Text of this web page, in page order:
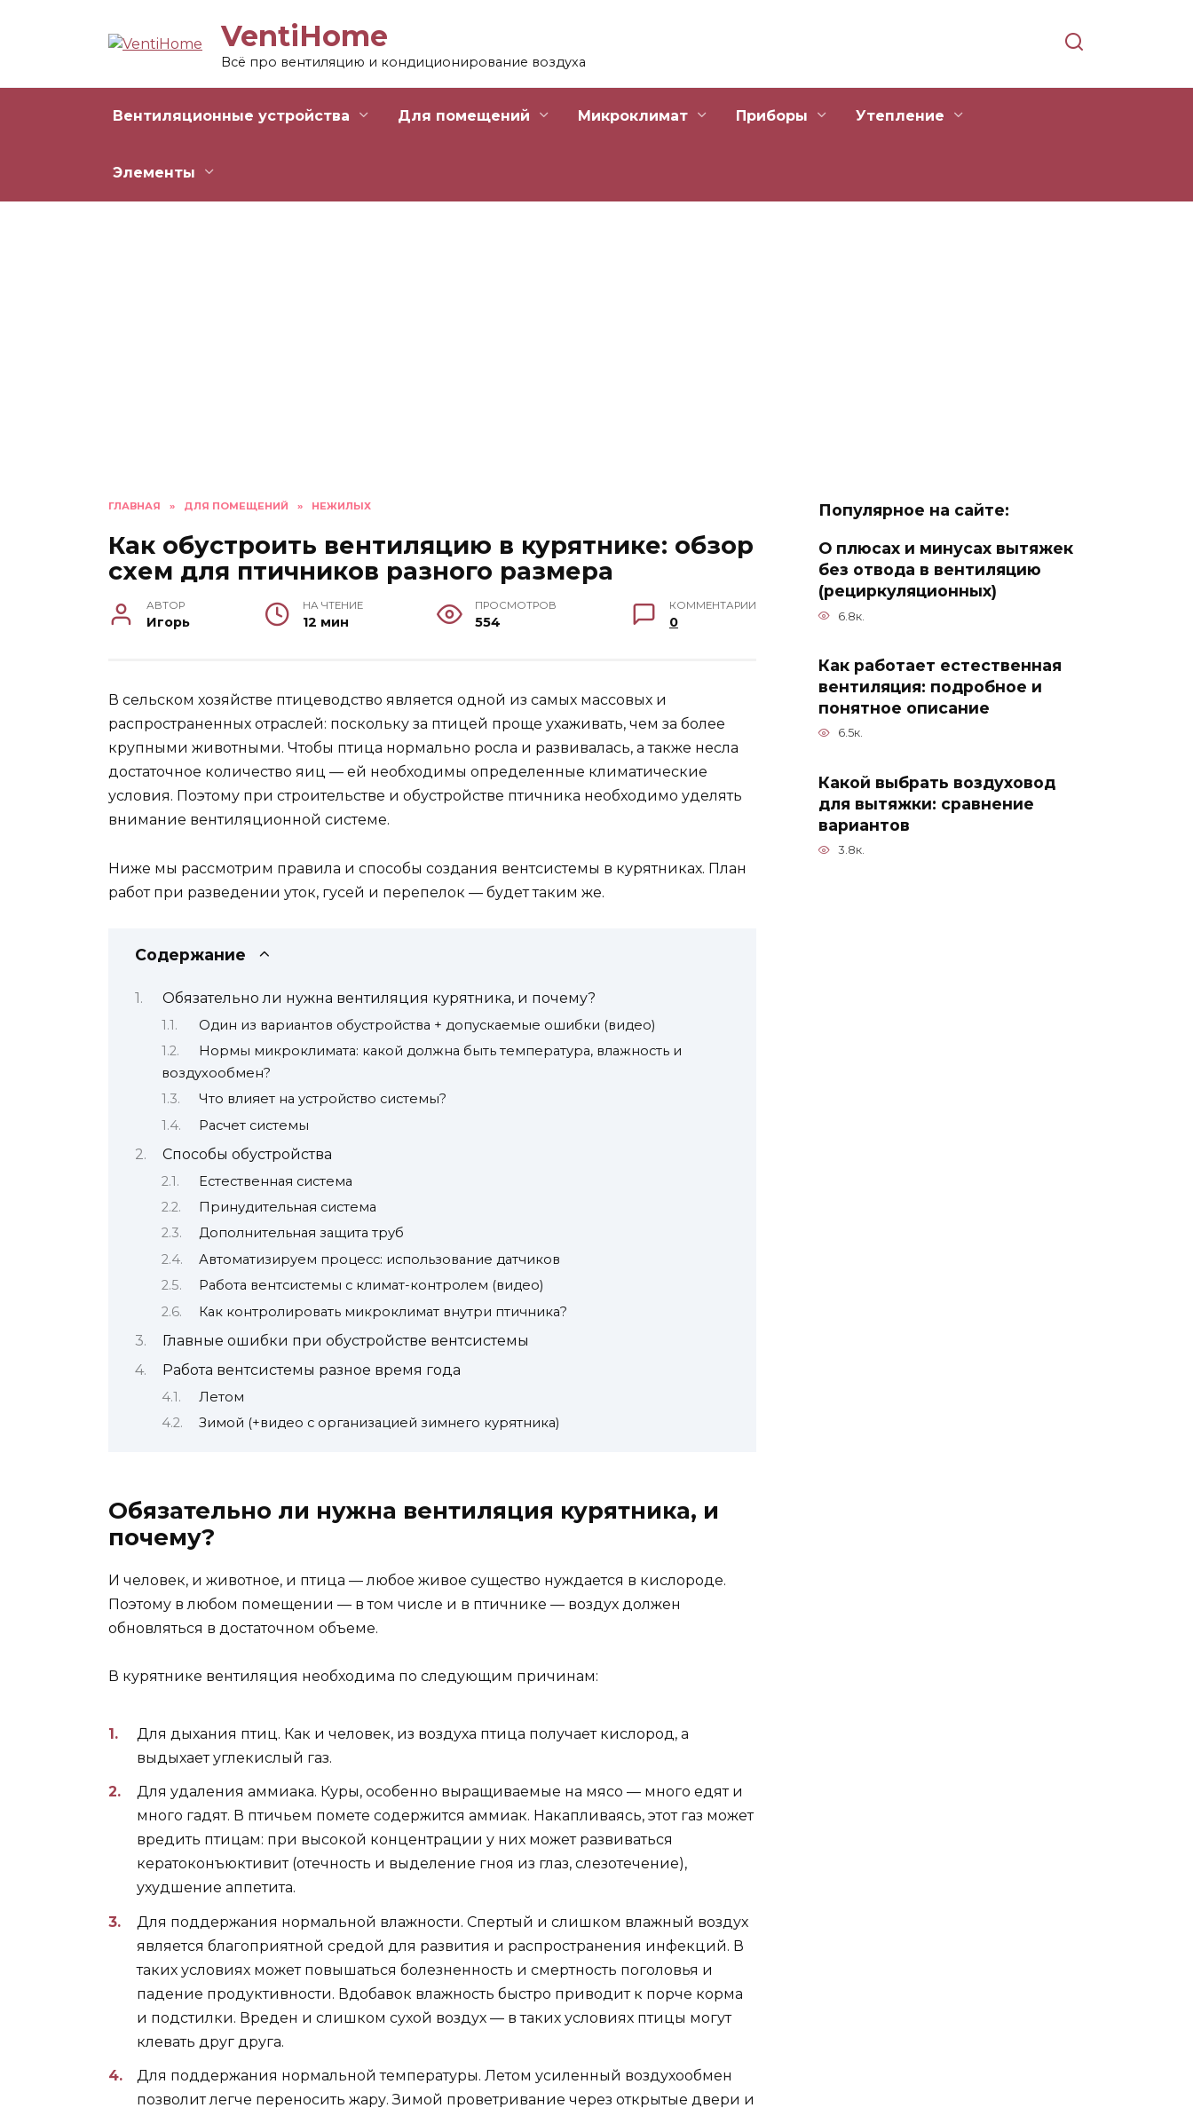
VentiHome
Всё про вентиляцию и кондиционирование воздуха
Вентиляционные устройства Для помещений Микроклимат Приборы Утепление
Элементы
ГЛАВНАЯ » ДЛЯ ПОМЕЩЕНИЙ » НЕЖИЛЫХ
Как обустроить вентиляцию в курятнике: обзор
схем для птичников разного размера
АВТОР
Игорь
НА ЧТЕНИЕ
12 мин
ПРОСМОТРОВ
554
КОММЕНТАРИИ
0
В сельском хозяйстве птицеводство является одной из самых массовых и
распространенных отраслей: поскольку за птицей проще ухаживать, чем за более
крупными животными. Чтобы птица нормально росла и развивалась, а также несла
достаточное количество яиц — ей необходимы определенные климатические
условия. Поэтому при строительстве и обустройстве птичника необходимо уделять
внимание вентиляционной системе.
Ниже мы рассмотрим правила и способы создания вентсистемы в курятниках. План
работ при разведении уток, гусей и перепелок — будет таким же.
Содержание
Обязательно ли нужна вентиляция курятника, и почему?
Один из вариантов обустройства + допускаемые ошибки (видео)
Нормы микроклимата: какой должна быть температура, влажность и
воздухообмен?
Что влияет на устройство системы?
Расчет системы
Способы обустройства
Естественная система
Принудительная система
Дополнительная защита труб
Автоматизируем процесс: использование датчиков
Работа вентсистемы с климат-контролем (видео)
Как контролировать микроклимат внутри птичника?
Главные ошибки при обустройстве вентсистемы
Работа вентсистемы разное время года
Летом
Зимой (+видео с организацией зимнего курятника)
Обязательно ли нужна вентиляция курятника, и
почему?
И человек, и животное, и птица — любое живое существо нуждается в кислороде.
Поэтому в любом помещении — в том числе и в птичнике — воздух должен
обновляться в достаточном объеме.
В курятнике вентиляция необходима по следующим причинам:
Для дыхания птиц. Как и человек, из воздуха птица получает кислород, а
выдыхает углекислый газ.
Для удаления аммиака. Куры, особенно выращиваемые на мясо — много едят и
много гадят. В птичьем помете содержится аммиак. Накапливаясь, этот газ может
вредить птицам: при высокой концентрации у них может развиваться
кератоконъюктивит (отечность и выделение гноя из глаз, слезотечение),
ухудшение аппетита.
Для поддержания нормальной влажности. Спертый и слишком влажный воздух
является благоприятной средой для развития и распространения инфекций. В
таких условиях может повышаться болезненность и смертность поголовья и
падение продуктивности. Вдобавок влажность быстро приводит к порче корма
и подстилки. Вреден и слишком сухой воздух — в таких условиях птицы могут
клевать друг друга.
Для поддержания нормальной температуры. Летом усиленный воздухообмен
позволит легче переносить жару. Зимой проветривание через открытые двери и
Популярное на сайте:
О плюсах и минусах вытяжек
без отвода в вентиляцию
(рециркуляционных)
6.8к.
Как работает естественная
вентиляция: подробное и
понятное описание
6.5к.
Какой выбрать воздуховод
для вытяжки: сравнение
вариантов
3.8к.